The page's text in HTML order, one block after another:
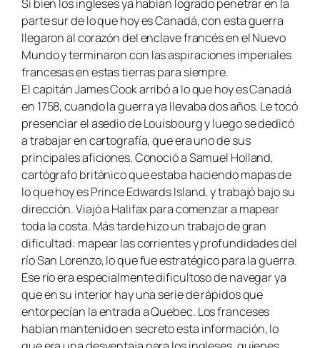
Si bien los ingleses ya habían logrado penetrar en la
parte sur de lo que hoy es Canadá, con esta guerra
llegaron al corazón del enclave francés en el Nuevo
Mundo y terminaron con las aspiraciones imperiales
francesas en estas tierras para siempre.
El capitán James Cook arribó a lo que hoy es Canadá
en 1758, cuando la guerra ya llevaba dos años. Le tocó
presenciar el asedio de Louisbourg y luego se dedicó
a trabajar en cartografía, que era uno de sus
principales aficiones. Conoció a Samuel Holland,
cartógrafo británico que estaba haciendo mapas de
lo que hoy es Prince Edwards Island, y trabajó bajo su
dirección. Viajó a Halifax para comenzar a mapear
toda la costa. Más tarde hizo un trabajo de gran
dificultad: mapear las corrientes y profundidades del
río San Lorenzo, lo que fue estratégico para la guerra.
Ese río era especialmente dificultoso de navegar ya
que en su interior hay una serie de rápidos que
entorpecían la entrada a Quebec. Los franceses
habían mantenido en secreto esta información, lo